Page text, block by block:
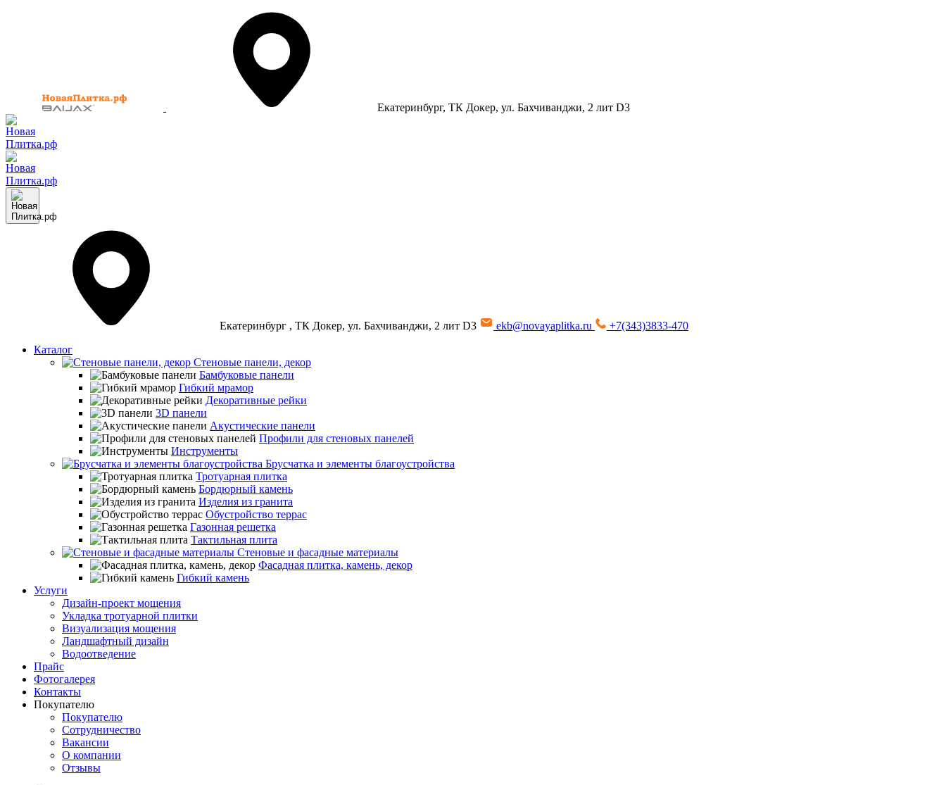
Екатеринбург, ТК Докер, ул. Бахчиванджи, 2 лит D3
Екатеринбург , ТК Докер, ул. Бахчиванджи, 2 лит D3 ekb@novayaplitka.ru
+7(343)3833-470
Каталог
Стеновые панели, декор
Бамбуковые панели
Гибкий мрамор
Декоративные рейки
3D панели
Акустические панели
Профили для стеновых панелей
Инструменты
Брусчатка и элементы благоустройства
Тротуарная плитка
Бордюрный камень
Изделия из гранита
Обустройство террас
Газонная решетка
Тактильная плита
Стеновые и фасадные материалы
Фасадная плитка, камень, декор
Гибкий камень
Услуги
Дизайн-проект мощения
Укладка тротуарной плитки
Визуализация мощения
Ландшафтный дизайн
Водоотведение
Прайс
Фотогалерея
Контакты
Покупателю
Покупателю
Сотрудничество
Вакансии
О компании
Отзывы